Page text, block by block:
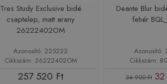
Tres Study Exclusive bidé
csaptelep, matt arany
26222402OM
Azonosító: 225222
Cikkszám: 26222402OM
257 520 Ft
Deante Blur
fehér
Azonosító:
Cikkszám:
34 900 Ft